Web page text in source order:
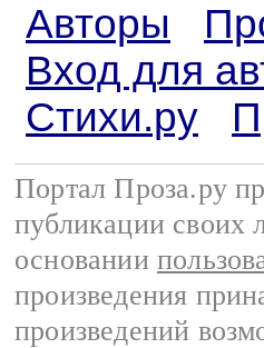
Авторы
Вход для
Стихи.ру
Портал Проза.ру
публикации своих
основании
произведения
произведений